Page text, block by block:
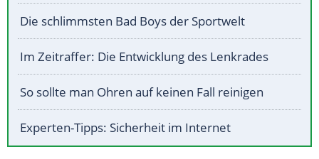
Die schlimmsten Bad Boys der Sportwelt
Im Zeitraffer: Die Entwicklung des Lenkrades
So sollte man Ohren auf keinen Fall reinigen
Experten-Tipps: Sicherheit im Internet